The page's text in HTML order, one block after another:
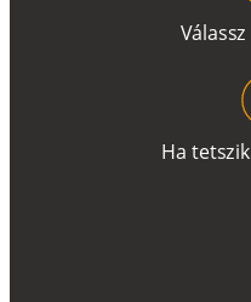
Válassz
Ha tetszik